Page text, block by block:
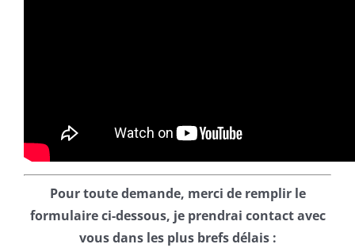
Pour toute demande, merci de remplir le
formulaire ci-dessous, je prendrai contact avec
vous dans les plus brefs délais :